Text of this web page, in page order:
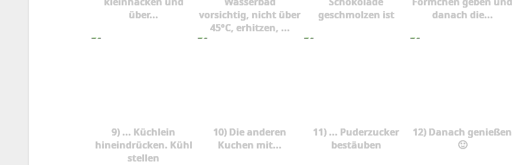
über...
vorsichtig, nicht über
45°C, erhitzen, ...
geschmolzen ist
danach die...
9) ... Küchlein
hineindrücken. Kühl
stellen
10) Die anderen
Kuchen mit...
11) ... Puderzucker
bestäuben
12) Danach genießen
🙂